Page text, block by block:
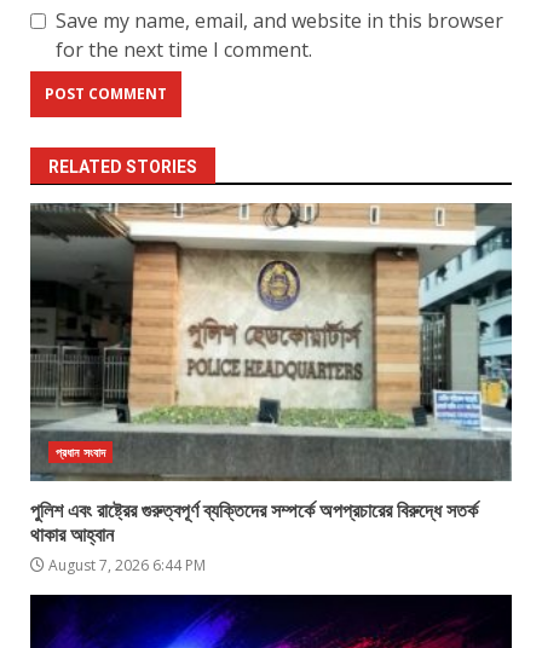
Save my name, email, and website in this browser
for the next time I comment.
RELATED STORIES
প্রধান সংবাদ
পুলিশ এবং রাষ্ট্রের গুরুত্বপূর্ণ ব্যক্তিদের সম্পর্কে অপপ্রচারের বিরুদ্ধে সতর্ক
থাকার আহ্বান
August 7, 2026 6:44 PM